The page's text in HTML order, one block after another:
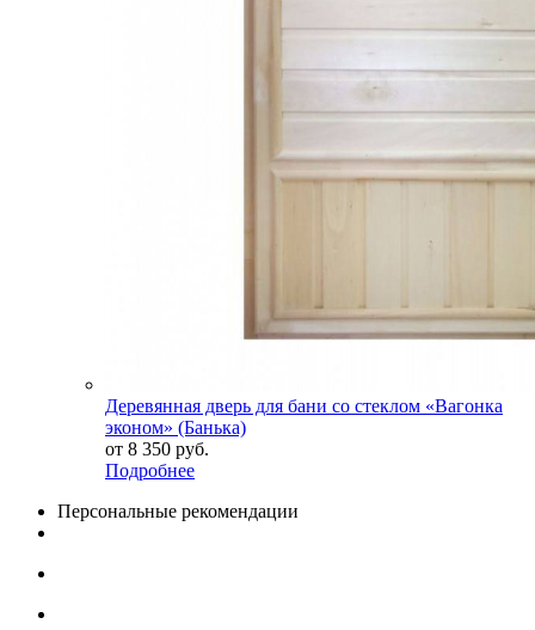
Деревянная дверь для бани со стеклом «Вагонка
эконом» (Банька)
от 8 350 руб.
Подробнее
Персональные рекомендации